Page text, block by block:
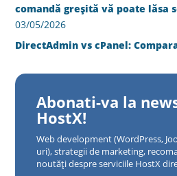
comandă greșită vă poate lăsa
03/05/2026
DirectAdmin vs cPanel:
Abonati-va la
HostX!
Web development (WordPress,
uri), strategii de marketing,
noutăți despre serviciile HostX